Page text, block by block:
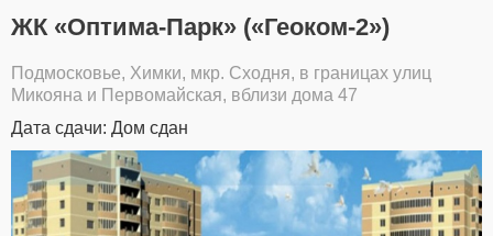
ЖК «Оптима-Парк» («Геоком-2»)
Подмосковье, Химки, мкр. Сходня, в границах улиц
Микояна и Первомайская, вблизи дома 47
Дата сдачи: Дом сдан